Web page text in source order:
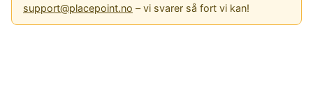
support@placepoint.no – vi svarer så fort vi kan!